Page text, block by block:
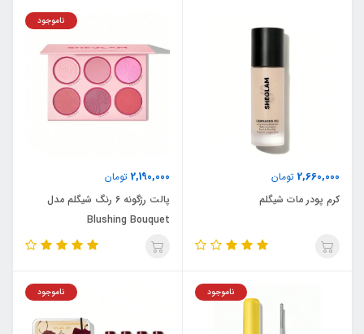
2,660,000 تومان
کرم پودر مات شیگلم
2,190,000 تومان
ناموجود
پالت رژگونه 6 رنگ شیگلم مدل
Blushing Bouquet
ناموجود ناموجود